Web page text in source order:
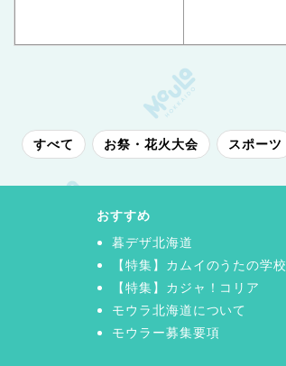
すべて お祭・花火大会 スポーツ
おすすめ
暮デザ北海道
【特集】カムイのうたの学校
【特集】カジャ！コリア
モウラ北海道について
モウラー募集要項